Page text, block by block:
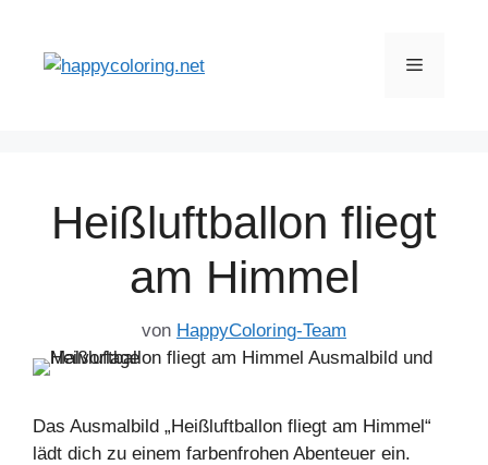
springen
Menü
Heißluftballon fliegt
am Himmel
von HappyColoring-Team
Das Ausmalbild „Heißluftballon fliegt am Himmel“
lädt dich zu einem farbenfrohen Abenteuer ein.